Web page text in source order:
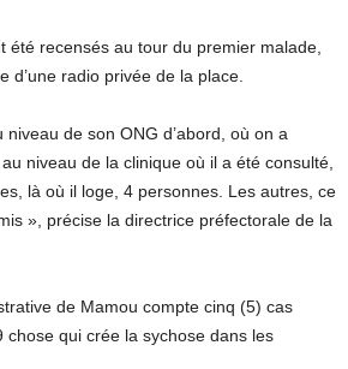
été recensés au tour du premier malade,
d’une radio privée de la place.
niveau de son ONG d’abord, où on a
niveau de la clinique où il a été consulté,
là où il loge, 4 personnes. Les autres, ce
», précise la directrice préfectorale de la
de Mamou compte cinq (5) cas
chose qui crée la sychose dans les